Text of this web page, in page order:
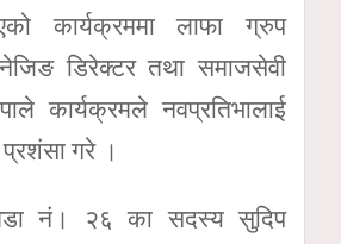
कार्यक्रममा लाफा ग्रुप
डिरेक्टर तथा समाजसेवी
कार्यक्रमले नवप्रतिभालाई
प्रशंसा गरे ।
नं। २६ का सदस्य सुदिप